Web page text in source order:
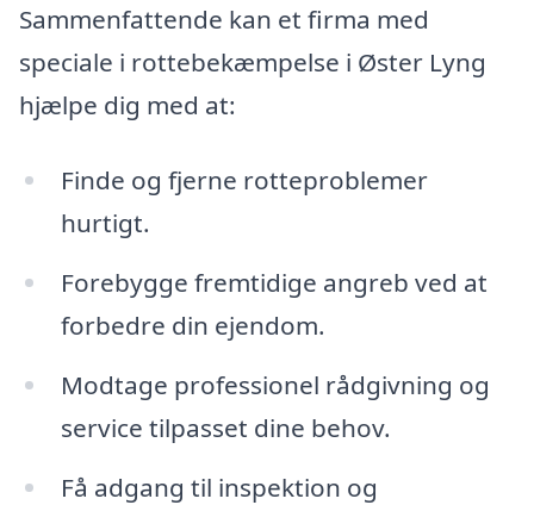
Sammenfattende kan et firma med
speciale i rottebekæmpelse i Øster Lyng
hjælpe dig med at:
Finde og fjerne rotteproblemer
hurtigt.
Forebygge fremtidige angreb ved at
forbedre din ejendom.
Modtage professionel rådgivning og
service tilpasset dine behov.
Få adgang til inspektion og